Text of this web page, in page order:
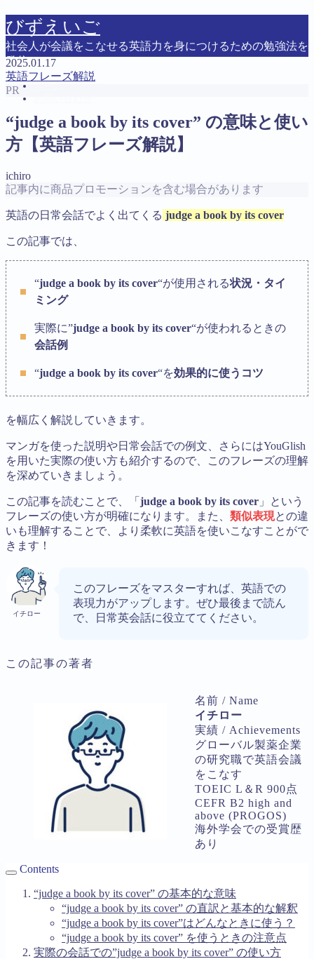
びずえいご
社会人が会議をこなせる英語力を身につけるための勉強法を
発信
MENU
トップページ
プライバシーポリシー
英語会議に必要な英語力を最短・最速で身につける方
運営者情報
Follow Me
2025.01.17
英語フレーズ解説
PR
“judge a book by its cover” の意味と使い
方【英語フレーズ解説】
ichiro
記事内に商品プロモーションを含む場合があります
英語の日常会話でよく出てくる judge a book by its cover
この記事では、
“judge a book by its cover“が使用される状況・タイ
ミング
実際に”judge a book by its cover“が使われるときの
会話例
“judge a book by its cover“を効果的に使うコツ
を幅広く解説していきます。
マンガを使った説明や日常会話での例文、さらにはYouGlish
を用いた実際の使い方も紹介するので、このフレーズの理解
を深めていきましょう。
この記事を読むことで、「 judge a book by its cover 」という
フレーズの使い方が明確になります。また、 類似表現との違
いも理解することで、より柔軟に英語を使いこなすことがで
きます！
イチロー
このフレーズをマスターすれば、英語での
表現力がアップします。ぜひ最後まで読ん
で、日常英会話に役立ててください。
この記事の著者
名前 / Name
イチロー
実績 / Achievements
グローバル製薬企業
の研究職で英語会議
をこなす
TOEIC L＆R 900点
CEFR B2 high and
above (PROGOS)
海外学会での受賞歴
あり
Contents
“judge a book by its cover” の基本的な意味
“judge a book by its cover” の直訳と基本的な解釈
“judge a book by its cover”はどんなときに使う？
“judge a book by its cover” を使うときの注意点
実際の会話での”judge a book by its cover” の使い方